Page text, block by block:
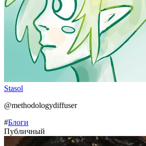
Stasol
@methodologydiffuser
#Блоги
Публичный